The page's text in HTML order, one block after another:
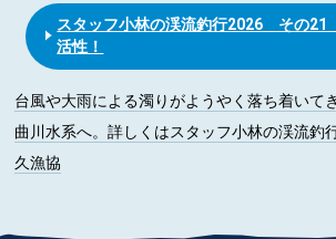
スタッフ小林の渓流釣行2026 その
活性！
台風や大雨による濁りがようやく落ち着いて
曲川水系へ。詳しくはスタッフ小林の渓流釣
久漁協